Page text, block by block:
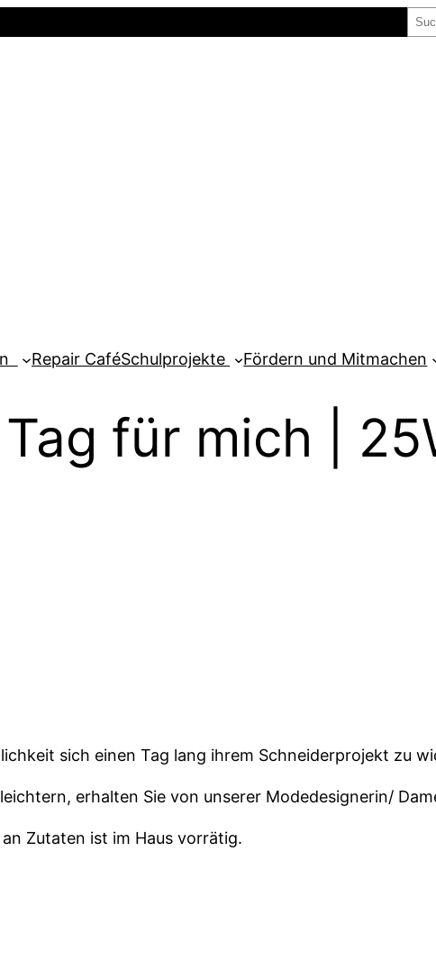
Repair CaféSchulprojekte Fördern und Mitmachen
für mich |
sich einen Tag lang ihrem Schneiderprojekt zu
erhalten Sie von unserer Modedesignerin/
Zutaten ist im Haus vorrätig.